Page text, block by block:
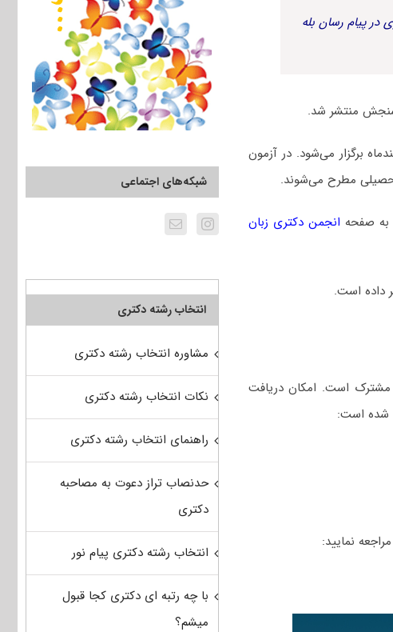
در پیام رسان بله
آزاد سال ۱۴۰۳ چهارم اسفندماه برگزار می‌شود. در آزمون
مطرح می‌شوند.
به صفحه انجمن دکتری زبان
مشترک است. امکان دریافت
شده است:
شبکه‌های اجتماعی
انتخاب رشته دکتری
مشاوره انتخاب رشته دکتری
نکات انتخاب رشته دکتری
راهنمای انتخاب رشته دکتری
حدنصاب تراز دعوت به مصاحبه
دکتری
انتخاب رشته دکتری پیام نور
با چه رتبه ای دکتری کجا قبول
میشم؟